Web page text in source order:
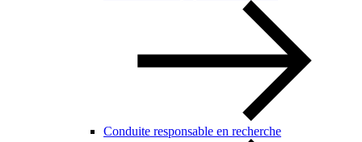
Conduite responsable en recherche